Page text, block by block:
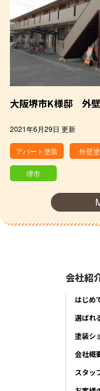
大阪堺市K様邸 外
2021年6月29日 更新
アパート塗装 外壁
堺市
会社紹
はじめ
選ばれ
塗装シ
会社概
スタッ